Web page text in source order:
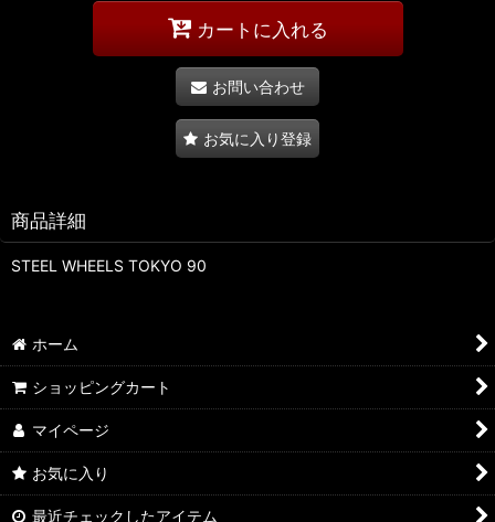
カートに入れる
お問い合わせ
お気に入り登録
商品詳細
STEEL WHEELS TOKYO 90
ホーム
ショッピングカート
マイページ
お気に入り
最近チェックしたアイテム